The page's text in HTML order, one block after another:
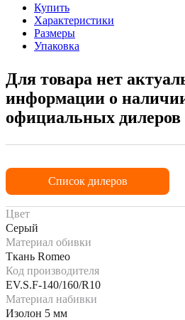
Купить
Характеристики
Размеры
Упаковка
Для товара нет
информации о
официальных
Список дилеров
Цвет
Серый
Материал обивки
Ткань Romeo
Код производителя
EV.S.F-140/160/R10
Материал набивки
Изолон 5 мм